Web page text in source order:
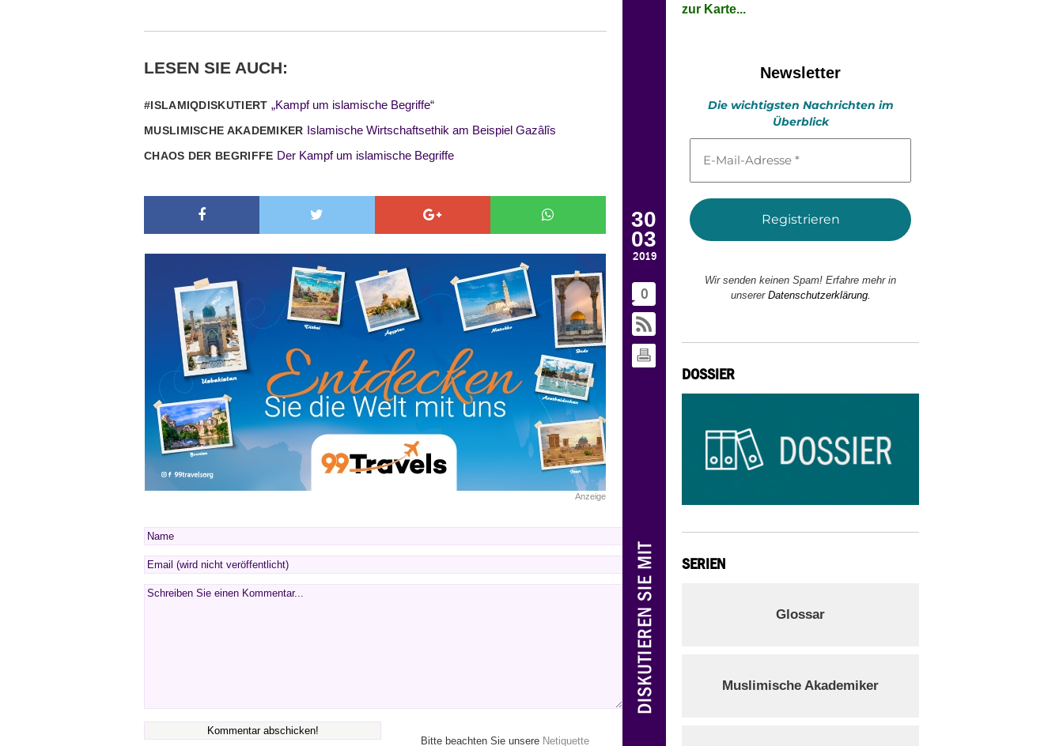
30
03
2019
0
LESEN SIE AUCH:
#ISLAMIQDISKUTIERT „Kampf um islamische Begriffe“
MUSLIMISCHE AKADEMIKER Islamische Wirtschaftsethik am Beispiel Gazâlîs
CHAOS DER BEGRIFFE Der Kampf um islamische Begriffe
Anzeige
Bitte beachten Sie unsere Netiquette
zur Karte...
Newsletter
Die wichtigsten Nachrichten im
Überblick
Mail-
*
Wir senden keinen Spam! Erfahre mehr in
unserer Datenschutzerklärung.
DOSSIER
SERIEN
Glossar
Muslimische Akademiker